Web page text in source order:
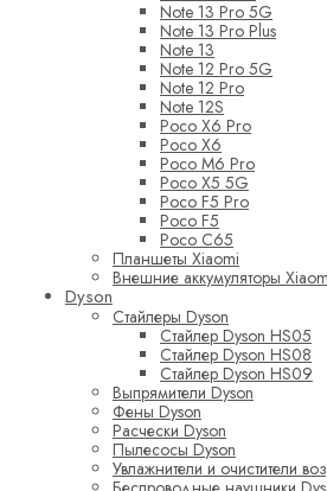
Note 13 Pro 5G
Note 13 Pro Plus
Note 13
Note 12 Pro 5G
Note 12 Pro
Note 12S
Poco X6 Pro
Poco X6
Poco M6 Pro
Poco X5 5G
Poco F5 Pro
Poco F5
Poco C65
Планшеты Xiaomi
Внешние аккумуляторы
Dyson
Стайлеры Dyson
Стайлер Dyson HS05
Стайлер Dyson HS08
Стайлер Dyson HS09
Выпрямители Dyson
Фены Dyson
Расчески Dyson
Пылесосы Dyson
Увлажнители и очистители